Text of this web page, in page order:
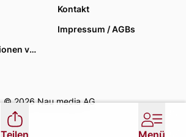
Kontakt
Impressum / AGBs
Datenschutzoptionen verwalten
© 2026 Nau media AG
Teilen Menü